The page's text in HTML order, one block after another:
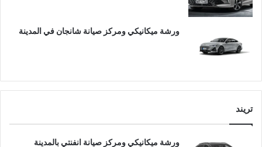
ورشة ميكانيكي ومركز صيانة شانجان في المدينة
تريند
ورشة ميكانيكي ومركز صيانة انفنتي بالمدينة